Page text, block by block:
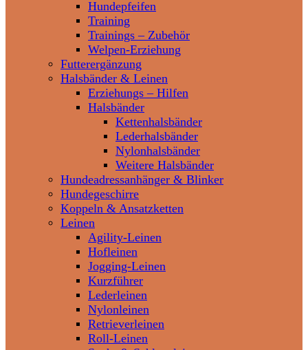
Hundepfeifen
Training
Trainings – Zubehör
Welpen-Erziehung
Futterergänzung
Halsbänder & Leinen
Erziehungs – Hilfen
Halsbänder
Kettenhalsbänder
Lederhalsbänder
Nylonhalsbänder
Weitere Halsbänder
Hundeadressanhänger & Blinker
Hundegeschirre
Koppeln & Ansatzketten
Leinen
Agility-Leinen
Hofleinen
Jogging-Leinen
Kurzführer
Lederleinen
Nylonleinen
Retrieverleinen
Roll-Leinen